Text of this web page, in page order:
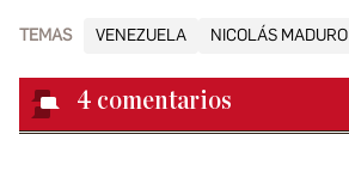
TEMAS VENEZUELA NICOLÁS MADURO
4 comentarios